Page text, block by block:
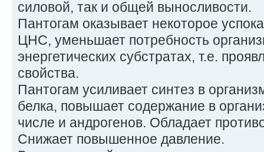
силовой, так и общей выносливости.
Пантогам оказывает некоторое
ЦНС, уменьшает потребность
энергетических субстратах, т.е.
свойства.
Пантогам усиливает синтез в
белка, повышает содержание в
числе и андрогенов. Обладает
Снижает повышенное давление.